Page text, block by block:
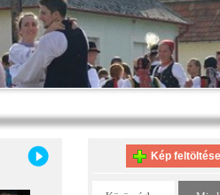
Kép feltöltése